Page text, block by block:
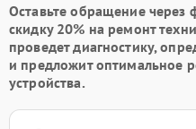
Оставьте обращение через
скидку 20% на ремонт
проведет диагностику,
и предложит оптимальное
устройства.